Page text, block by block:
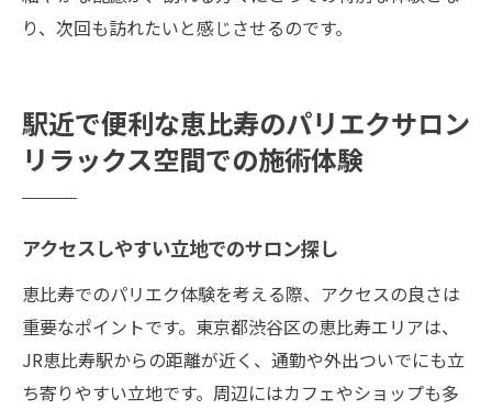
り、次回も訪れたいと感じさせるのです。
駅近で便利な恵比寿のパリエクサロン
リラックス空間での施術体験
アクセスしやすい立地でのサロン探し
恵比寿でのパリエク体験を考える際、アクセスの良さは
重要なポイントです。東京都渋谷区の恵比寿エリアは、
JR恵比寿駅からの距離が近く、通勤や外出ついでにも立
ち寄りやすい立地です。周辺にはカフェやショップも多